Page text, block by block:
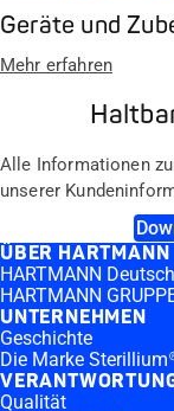
Geräte und
Mehr erfahren
Alle Informationen
unserer
ÜBER HARTMANN
HARTMANN
HARTMANN
UNTERNEHMEN
Geschichte
Die Marke
Qualität